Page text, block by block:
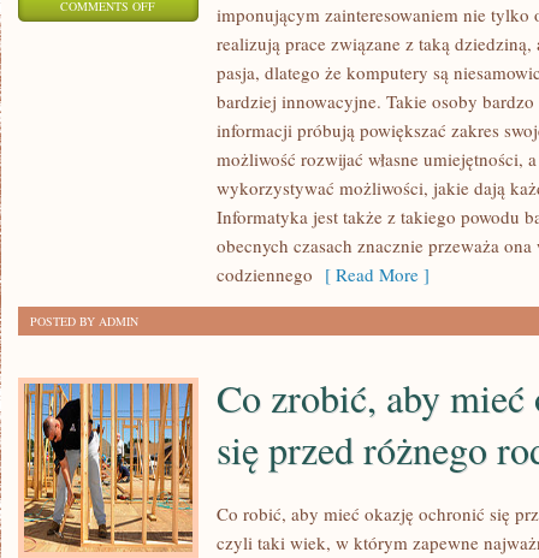
COMMENTS OFFON
INFORMATYKA,
NIEZWYKLE
POPULARNA
DZIEDZINA
CZŁOWIEKA
imponującym zainteresowaniem nie tylko
realizują prace związane z taką
pasja, dlatego że komputery są
bardziej innowacyjne. Takie osoby bardzo
informacji próbują powiększać zakres
możliwość rozwijać własne umiejętności,
wykorzystywać możliwości, jakie dają
Informatyka jest także z takiego powodu
obecnych czasach znacznie przeważa
codziennego [ Read More ]
POSTED BY ADMIN
Co zrobić, aby
się przed różnego
Co robić, aby mieć okazję ochronić się
czyli taki wiek, w którym zapewne